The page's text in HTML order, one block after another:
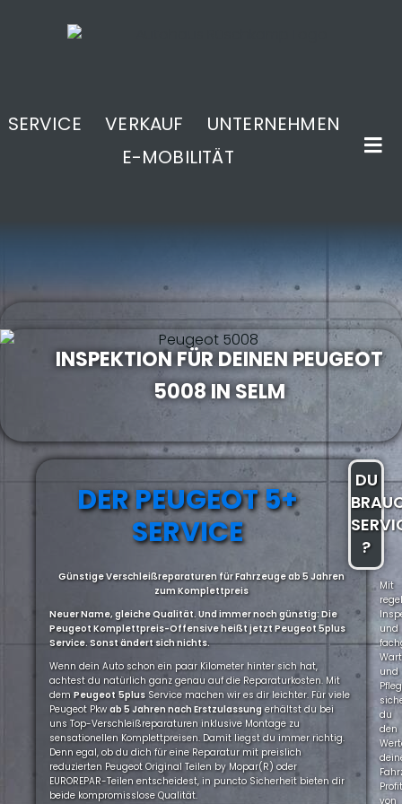
SERVICE VERKAUF
UNTERNEHMEN
E-MOBILITÄT
.
INSPEKTION FÜR DEINEN PEUGEOT
5008 IN SELM
DER PEUGEOT 5+
SERVICE
Günstige Verschleißreparaturen für Fahrzeuge ab 5 Jahren
zum Komplettpreis
Neuer Name, gleiche Qualität. Und immer noch günstig: Die
Peugeot Komplettpreis-Offensive heißt jetzt Peugeot 5plus
Service. Sonst ändert sich nichts.
Wenn dein Auto schon ein paar Kilometer hinter sich hat,
achtest du natürlich ganz genau auf die Reparaturkosten. Mit
dem Peugeot 5plusService machen wir es dir leichter. Für viele
Peugeot Pkwab 5 Jahren nach Erstzulassungerhältst du bei
uns Top-Verschleißreparaturen inklusive Montage zu
sensationellen Komplettpreisen. Damit liegst du immer richtig.
Denn egal, ob du dich für eine Reparatur mit preislich
reduzierten Peugeot Original Teilen by Mopar(R) oder
EUROREPAR-Teilen entscheidest, in puncto Sicherheit bieten dir
beide kompromisslose Qualität.
DU
?
Mit
und
und
du
den
von